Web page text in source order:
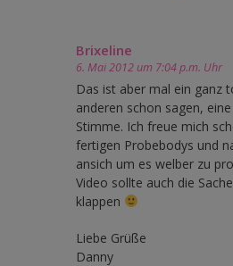
Brixeline
6. Mai 2012 um 7:04 p.m. Uhr
Das ist aber mal ein ganz
anderen schon sagen,
Stimme. Ich freue mich
fertigen Probebodys und
ansich um es welber zu
Video sollte auch die
klappen
Liebe Grüße
Danny